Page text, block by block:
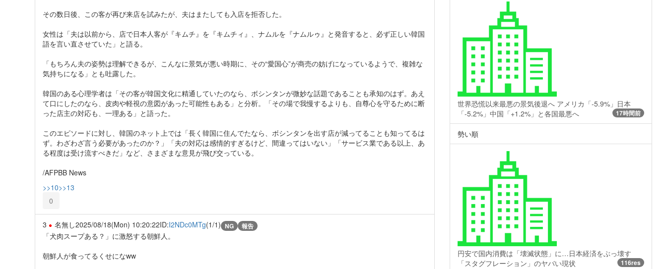
その数日後、この客が再び来店を試みたが、夫はまたしても入店を拒否した。
女性は「夫は以前から、店で日本人客が『キムチ』を『キムチィ』、ナムルを『ナムルゥ』と発音すると、必ず正しい韓国
語を言い直させていた」と語る。
「もちろん夫の姿勢は理解できるが、こんなに景気が悪い時期に、その“愛国心”が商売の妨げになっているようで、複雑な
気持ちになる」とも吐露した。
韓国のある心理学者は「その客が韓国文化に精通していたのなら、ボシンタンが微妙な話題であることも承知のはず。あえ
て口にしたのなら、皮肉や軽視の意図があった可能性もある」と分析。「その場で我慢するよりも、自尊心を守るために断
った店主の対応も、一理ある」と語った。
このエピソードに対し、韓国のネット上では「長く韓国に住んでたなら、ボシンタンを出す店が減ってることも知ってるは
ず。わざわざ言う必要があったのか？」「夫の対応は感情的すぎるけど、間違ってはいない」「サービス業である以上、あ
る程度は受け流すべきだ」など、さまざまな意見が飛び交っている。
/AFPBB News
>>10>>13
0
3 名無し2025/08/18(Mon) 10:20:22ID:I2NDc0MTg(1/1) NG 報告
「犬肉スープある？」に激怒する朝鮮人。
朝鮮人が食ってるくせになww
世界恐慌以来最悪の景気後退へ アメリカ「-5.9%」日本
「-5.2%」中国「+1.2%」と各国最悪へ
17時間前
勢い順
円安で国内消費は「壊滅状態」に…日本経済をぶっ壊す
「スタグフレーション」のヤバい現状
116res